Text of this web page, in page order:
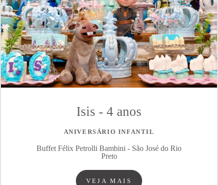
Isis - 4 anos
ANIVERSÁRIO INFANTIL
Buffet Félix Petrolli Bambini - São José do Rio
Preto
VEJA MAIS